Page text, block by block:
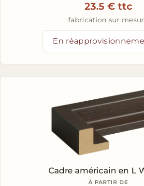
23.5 € ttc
fabrication sur
En
Cadre américain en L
À PARTIR DE